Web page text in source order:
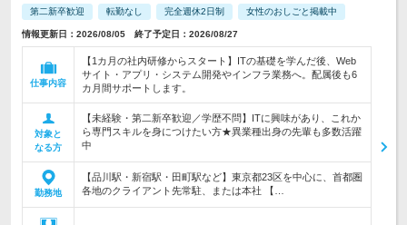
第二新卒歓迎 転勤なし 完全週休2日制 女性のおしごと掲載中
情報更新日：2026/08/05 終了予定日：2026/08/27
仕事内容
【1カ月の社内研修からスタート】ITの基礎を学んだ後、Web
サイト・アプリ・システム開発やインフラ業務へ。配属後も6
カ月間サポートします。
対象と
なる方
【未経験・第二新卒歓迎／学歴不問】ITに興味があり、これか
ら専門スキルを身につけたい方★異業種出身の先輩も多数活躍
中
勤務地
【品川駅・新宿駅・田町駅など】東京都23区を中心に、首都圏
各地のクライアント先常駐、または本社 【…